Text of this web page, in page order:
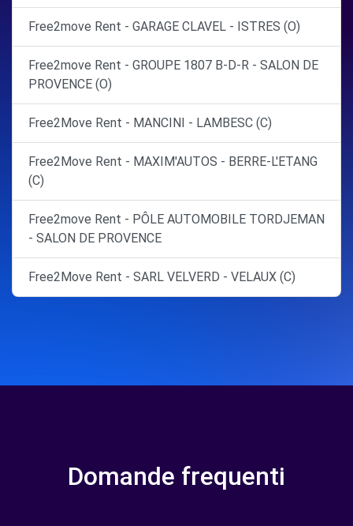
Free2move Rent - GARAGE CLAVEL - ISTRES (O)
Free2move Rent - GROUPE 1807 B-D-R - SALON DE
PROVENCE (O)
Free2Move Rent - MANCINI - LAMBESC (C)
Free2Move Rent - MAXIM'AUTOS - BERRE-L'ETANG
(C)
Free2move Rent - PÔLE AUTOMOBILE TORDJEMAN
- SALON DE PROVENCE
Free2Move Rent - SARL VELVERD - VELAUX (C)
Domande frequenti